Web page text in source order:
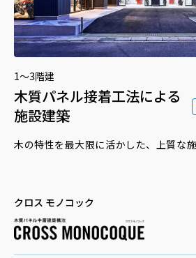
1〜3階建
木質パネル接着工法による
施設建築
木の特性を最大限に活かした、上質な施
クロス モノコック